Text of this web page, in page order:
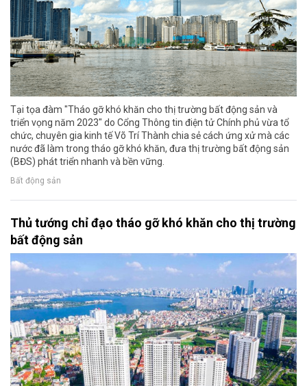
Tại tọa đàm "Tháo gỡ khó khăn cho thị trường bất động sản và
triển vọng năm 2023" do Cổng Thông tin điện tử Chính phủ vừa tổ
chức, chuyên gia kinh tế Võ Trí Thành chia sẻ cách ứng xử mà các
nước đã làm trong tháo gỡ khó khăn, đưa thị trường bất động sản
(BĐS) phát triển nhanh và bền vững.
Bất động sản
Thủ tướng chỉ đạo tháo gỡ khó khăn cho thị trường
bất động sản